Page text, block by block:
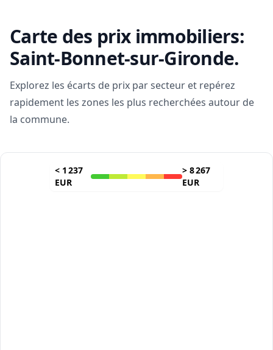
Carte des prix immobiliers:
Saint-Bonnet-sur-Gironde.
Explorez les écarts de prix par secteur et repérez
rapidement les zones les plus recherchées autour de
la commune.
< 1 237
EUR
> 8 267
EUR